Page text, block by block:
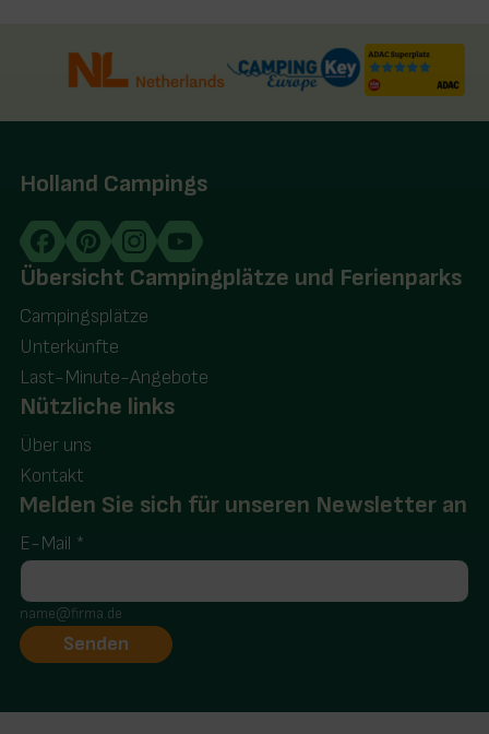
Holland Campings
Übersicht Campingplätze und Ferienparks
Campingsplätze
Unterkünfte
Last-Minute-Angebote
Nützliche links
Über uns
Kontakt
Melden Sie sich für unseren Newsletter an
E-Mail *
name@firma.de